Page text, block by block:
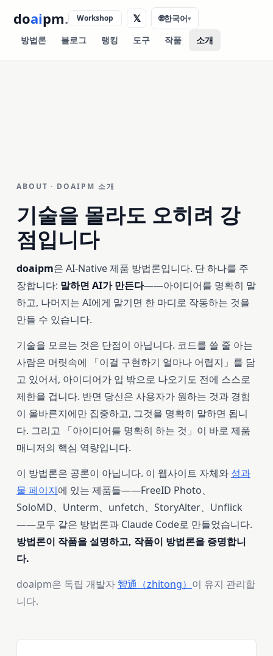
doaipm.
방법론 블로그 랭킹 도구 작품 소개
Workshop 𝕏 🌐한국어▾
ABOUT · DOAIPM 소개
기술을 몰라도 오히려 강
점입니다
doaipm은 AI-Native 제품 방법론입니다. 단 하나를 주
장합니다: 말하면 AI가 만든다——아이디어를 명확히 말
하고, 나머지는 AI에게 맡기면 한 마디로 작동하는 것을
만들 수 있습니다.
기술을 모르는 것은 단점이 아닙니다. 코드를 쓸 줄 아는
사람은 머릿속에 「이걸 구현하기 얼마나 어렵지」를 담
고 있어서, 아이디어가 입 밖으로 나오기도 전에 스스로
제한을 겁니다. 반면 당신은 사용자가 원하는 것과 경험
이 올바른지에만 집중하고, 그것을 명확히 말하면 됩니
다. 그리고 「아이디어를 명확히 하는 것」이 바로 제품
매니저의 핵심 역량입니다.
이 방법론은 공론이 아닙니다. 이 웹사이트 자체와 성과
물 페이지에 있는 제품들——FreeID Photo、
SoloMD、Unterm、unfetch、StoryAlter、Unflick
——모두 같은 방법론과 Claude Code로 만들었습니다.
방법론이 작품을 설명하고, 작품이 방법론을 증명합니
다.
doaipm은 독립 개발자 智通（zhitong） 이 유지 관리합
니다.